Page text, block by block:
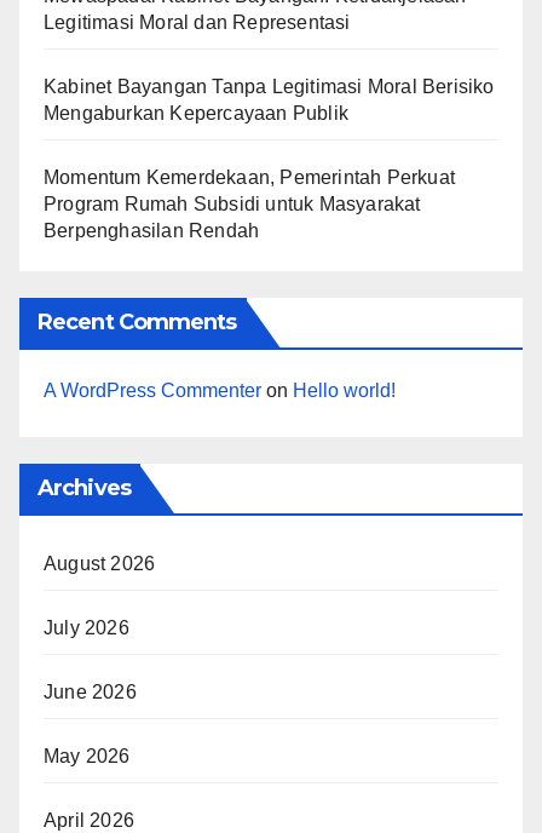
Legitimasi Moral dan Representasi
Kabinet Bayangan Tanpa Legitimasi Moral Berisiko
Mengaburkan Kepercayaan Publik
Momentum Kemerdekaan, Pemerintah Perkuat
Program Rumah Subsidi untuk Masyarakat
Berpenghasilan Rendah
Recent Comments
A WordPress Commenter on Hello world!
Archives
August 2026
July 2026
June 2026
May 2026
April 2026